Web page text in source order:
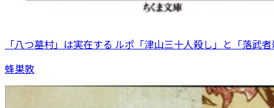
「八つ墓村」は実在する ルポ「津山三十人殺し」と「落武
蜂巣敦